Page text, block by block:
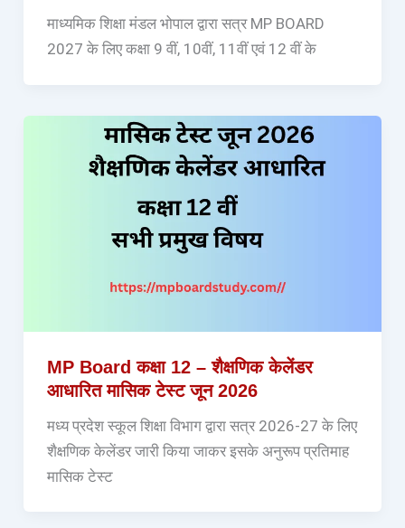
माध्यमिक शिक्षा मंडल भोपाल द्वारा सत्र MP BOARD
2027 के लिए कक्षा 9 वीं, 10वीं, 11वीं एवं 12 वीं के
MP Board कक्षा 12 – शैक्षणिक केलेंडर
आधारित मासिक टेस्ट जून 2026
मध्य प्रदेश स्कूल शिक्षा विभाग द्वारा सत्र 2026-27 के लिए
शैक्षणिक केलेंडर जारी किया जाकर इसके अनुरूप प्रतिमाह
मासिक टेस्ट